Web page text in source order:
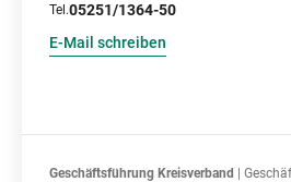
Tel.05251/1364-50
E-Mail schreiben
Geschäftsführung Kreisverband
|